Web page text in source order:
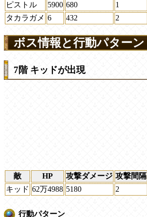
ピストル
5900 680
1
タカラガメ 6 432 2
ボス情報と行動パターン
7階 キッドが出現
敵 HP 攻撃ダメージ 攻撃間隔
キッド 62万4988 5180 2
行動パターン